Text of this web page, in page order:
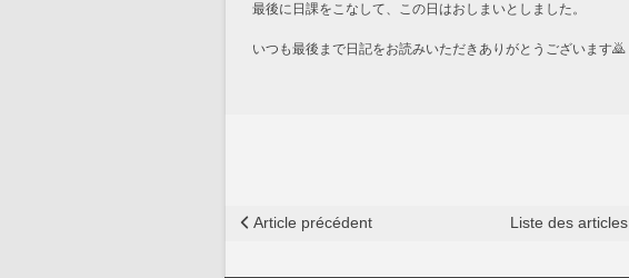
最後に日課をこなして、この日はおしまいとしました。
いつも最後まで日記をお読みいただきありがとうございます🙇
Article précédent Liste des articles